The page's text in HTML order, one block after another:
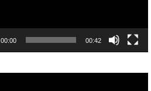
00:00 00:42